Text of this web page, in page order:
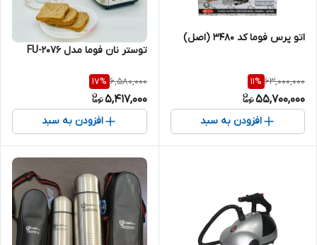
اتو پرس فوما کد 3480 (اصل)
63,000,000
11%
55,700,000
افزودن به سبد
توستر نان فوما مدل FU-2076
6,580,000
17%
5,417,000
افزودن به سبد